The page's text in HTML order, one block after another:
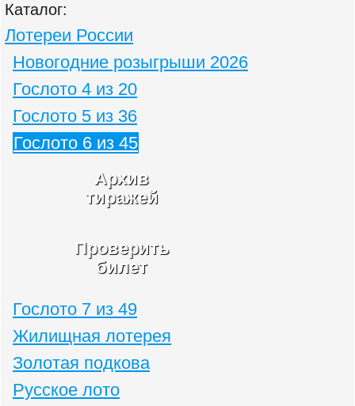
Каталог:
Лотереи России
Новогодние розыгрыши 2026
Гослото 4 из 20
Гослото 5 из 36
Гослото 6 из 45
Архив
тиражей
Проверить
билет
Гослото 7 из 49
Жилищная лотерея
Золотая подкова
Русское лото